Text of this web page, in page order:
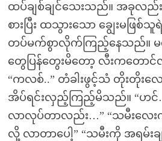
ထပ်ချစ်ချင်သေးသည်။ အခုလည်
စားပြီး ထသွားသော ချွေးမဖြ
တပ်မက်စွာလိုက်ကြည့်နေသည်။ မ
တွေပြန်တွေးမိတော့ လီးကတောင်
“ကလစ်..” တံခါးဖွင့်သံ တိုးတိုးလေ
အိပ်ရင်းလှည့်ကြည့်မိသည်။ “ဟင်
လာလုပ်တာလည်း…” “သမီးလေး
လို့ လာတာပေါ့” “သမီးကို အရမ်းခ